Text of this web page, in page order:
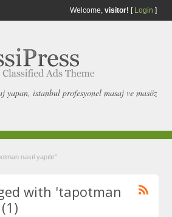
Welcome, visitor! [ Login ]
yapan, istanbul profesyonel masaj ve masöz
nasıl yapılır"
with 'tapotman